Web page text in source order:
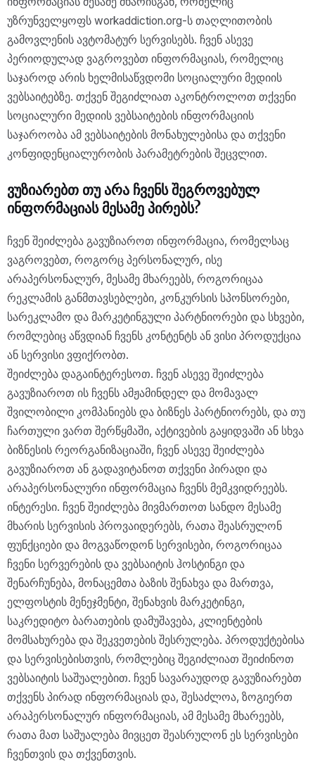
უზრუნველყოფს workaddiction.org-ს თაღლითობის
გამოვლენის ავტომატურ სერვისებს. ჩვენ ასევე
პერიოდულად ვაგროვებთ ინფორმაციას, რომელიც
საჯაროდ არის ხელმისაწვდომი სოციალური მედიის
ვებსაიტებზე. თქვენ შეგიძლიათ აკონტროლოთ თქვენი
სოციალური მედიის ვებსაიტების ინფორმაციის
საჯაროობა ამ ვებსაიტების მონახულებისა და თქვენი
კონფიდენციალურობის პარამეტრების შეცვლით.
ვუზიარებთ თუ არა ჩვენს შეგროვებულ
ინფორმაციას მესამე პირებს?
ჩვენ შეიძლება გავუზიაროთ ინფორმაცია, რომელსაც
ვაგროვებთ, როგორც პერსონალურ, ისე
არაპერსონალურ, მესამე მხარეებს, როგორიცაა
რეკლამის განმთავსებლები, კონკურსის სპონსორები,
სარეკლამო და მარკეტინგული პარტნიორები და სხვები,
რომლებიც აწვდიან ჩვენს კონტენტს ან ვისი პროდუქცია
ან სერვისი ვფიქრობთ.
შეიძლება დაგაინტერესოთ. ჩვენ ასევე შეიძლება
გავუზიაროთ ის ჩვენს ამჟამინდელ და მომავალ
შვილობილი კომპანიებს და ბიზნეს პარტნიორებს, და თუ
ჩართული ვართ შერწყმაში, აქტივების გაყიდვაში ან სხვა
ბიზნესის რეორგანიზაციაში, ჩვენ ასევე შეიძლება
გავუზიაროთ ან გადავიტანოთ თქვენი პირადი და
არაპერსონალური ინფორმაცია ჩვენს მემკვიდრეებს.
ინტერესი. ჩვენ შეიძლება მივმართოთ სანდო მესამე
მხარის სერვისის პროვაიდერებს, რათა შეასრულონ
ფუნქციები და მოგვაწოდონ სერვისები, როგორიცაა
ჩვენი სერვერების და ვებსაიტის ჰოსტინგი და
შენარჩუნება, მონაცემთა ბაზის შენახვა და მართვა,
ელფოსტის მენეჯმენტი, შენახვის მარკეტინგი,
საკრედიტო ბარათების დამუშავება, კლიენტების
მომსახურება და შეკვეთების შესრულება. პროდუქტებისა
და სერვისებისთვის, რომლებიც შეგიძლიათ შეიძინოთ
ვებსაიტის საშუალებით. ჩვენ სავარაუდოდ გავუზიარებთ
თქვენს პირად ინფორმაციას და, შესაძლოა, ზოგიერთ
არაპერსონალურ ინფორმაციას, ამ მესამე მხარეებს,
რათა მათ საშუალება მივცეთ შეასრულონ ეს სერვისები
ჩვენთვის და თქვენთვის.